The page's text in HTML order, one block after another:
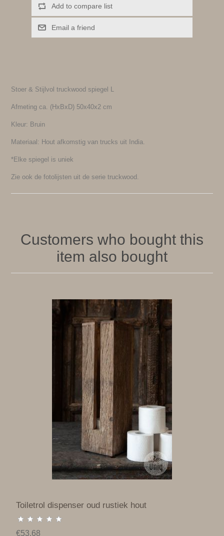
Add to compare list
Email a friend
Stoer & Stijlvol truckwood spiegel L
Afmeting ca. (HxBxD) 50x40x2 cm
Kleur: Bruin
Materiaal: Hout afkomstig van trucks uit India.
*Elke spiegel is uniek
Zie ook de fotolijsten uit de serie truckwood.
Customers who bought this
item also bought
Toiletrol dispenser oud rustiek hout
€53.68